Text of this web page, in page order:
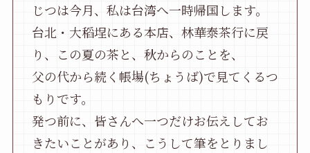
じつは今月、私は台湾へ一時帰国します。
台北・大稻埕にある本店、林華泰茶行に戻
り、この夏の茶と、秋からのことを、
父の代から続く帳場(ちょうば)で見てくるつ
もりです。
発つ前に、皆さんへ一つだけお伝えしてお
きたいことがあり、こうして筆をとりまし